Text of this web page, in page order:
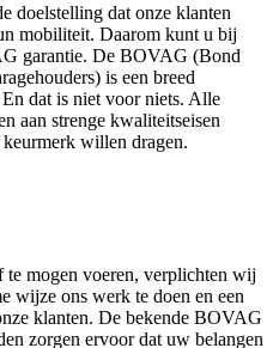
doelstelling dat onze klanten
mobiliteit. Daarom kunt u bij
garantie. De BOVAG (Bond
is een breed
dat is niet voor niets. Alle
aan strenge kwaliteitseisen
willen dragen.
mogen voeren, verplichten wij
wijze ons werk te doen en een
klanten. De bekende BOVAG
zorgen ervoor dat uw belangen